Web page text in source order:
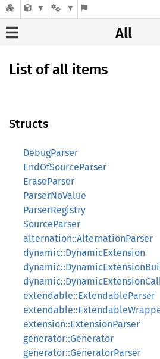
All
List of all items
Structs
DebugParser
EndOfSourceParser
EraseParser
ParserNoValue
ParserRegistry
SourceParser
alternation::AlternationParser
dynamic::DynamicExtension
extendable::ExtendableParser
extension::ExtensionParser
generator::Generator
generator::GeneratorParser